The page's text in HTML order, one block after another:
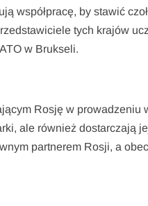
współpracę, by stawić
tych krajów
w Brukseli.
Rosję w prowadzeniu
ale również dostarczają
partnerem Rosji, a